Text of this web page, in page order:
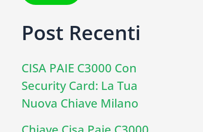
Post Recenti
CISA PAIE C3000 Con
Security Card: La Tua
Nuova Chiave Milano